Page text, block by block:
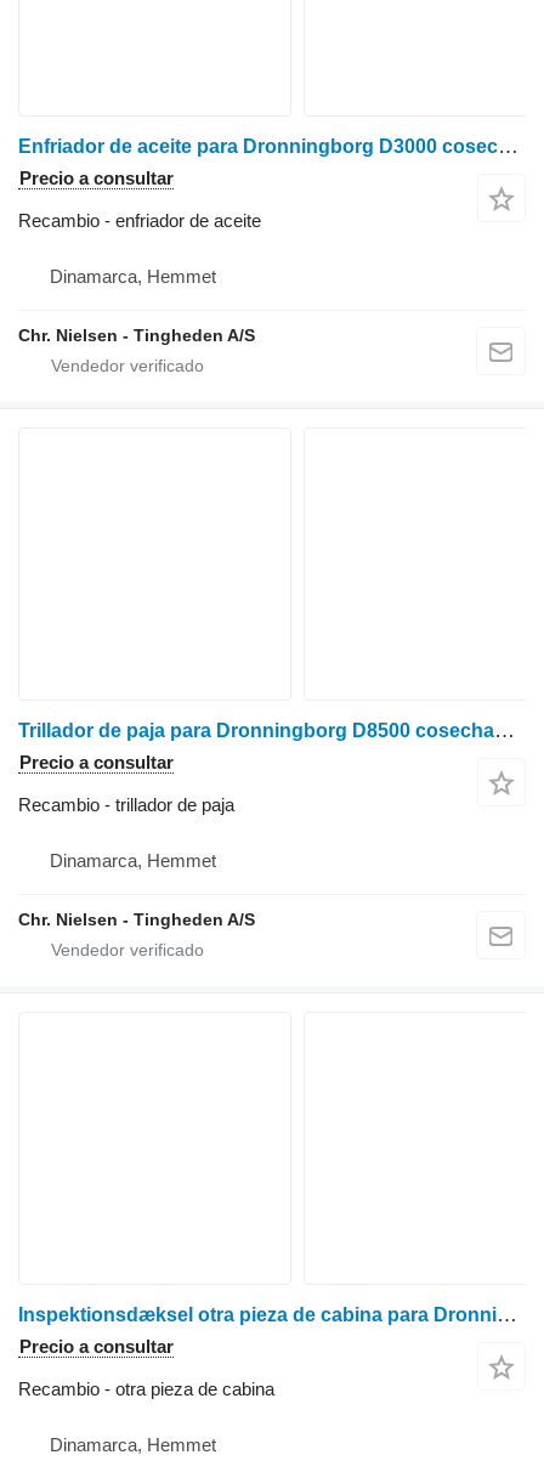
Enfriador de aceite para Dronningborg D3000 cosechadora de cereales
Precio a consultar
Recambio - enfriador de aceite
Dinamarca, Hemmet
Chr. Nielsen - Tingheden A/S
Trillador de paja para Dronningborg D8500 cosechadora de cereales
Precio a consultar
Recambio - trillador de paja
Dinamarca, Hemmet
Chr. Nielsen - Tingheden A/S
Inspektionsdæksel otra pieza de cabina para Dronningborg D1650 cosechadora de cereales
Precio a consultar
Recambio - otra pieza de cabina
Dinamarca, Hemmet